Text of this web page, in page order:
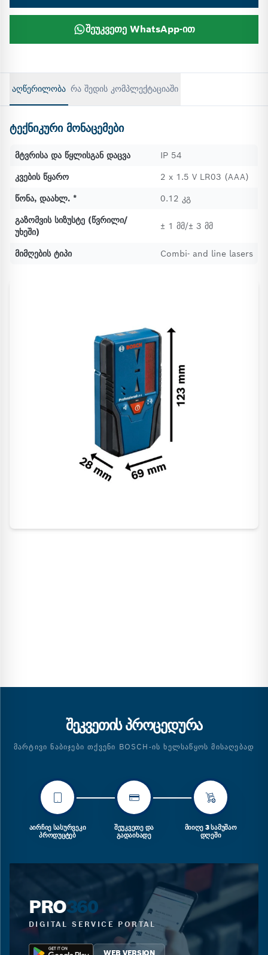
შეუკვეთე WhatsApp-ით
აღწერილობა რა შედის კომპლექტაციაში
ტექნიკური მონაცემები
მტვრისა და წყლისგან დაცვა
IP 54
კვების წყარო
2 x 1.5 V LR03 (AAA)
წონა, დაახლ. *
0.12 კგ
გაზომვის სიზუსტე (წვრილი/
უხეში)
± 1 მმ/± 3 მმ
მიმღების ტიპი Combi- and line lasers
ᲨᲔᲙᲕᲔᲗᲘᲡ ᲞᲠᲝᲪᲔᲓᲣᲠᲐ
ᲛᲐᲠᲢᲘᲕᲘ ᲜᲐᲑᲘᲯᲔᲑᲘ ᲗᲥᲕᲔᲜᲘ BOSCH-ᲘᲡ ᲮᲔᲚᲡᲐᲬᲧᲝᲡ ᲛᲘᲡᲐᲦᲔᲑᲐᲓ
ᲐᲘᲠᲩᲘᲔ ᲡᲐᲡᲣᲠᲕᲔᲙᲘ
ᲞᲠᲝᲓᲣᲪᲢᲔᲑ
ᲨᲔᲣᲙᲕᲔᲗᲔ ᲓᲐ
ᲒᲐᲓᲐᲘᲮᲐᲓᲔ
ᲛᲘᲘᲦᲔ 3 ᲡᲐᲛᲣᲨᲐᲝ
ᲓᲦᲔᲨᲘ
PRO360
DIGITAL SERVICE PORTAL
WEB VERSION